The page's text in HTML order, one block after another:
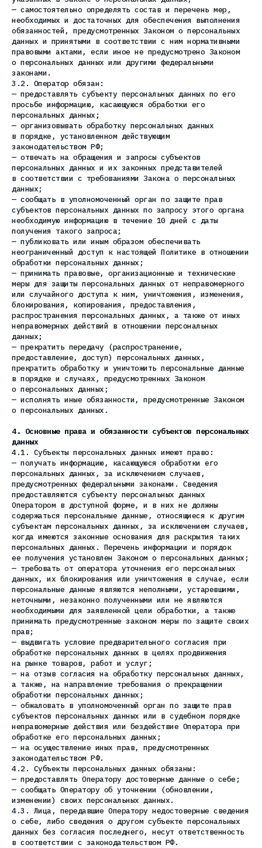
— самостоятельно определять состав и перечень мер,
необходимых и достаточных для обеспечения выполнения
обязанностей, предусмотренных Законом о персональных
данных и принятыми в соответствии с ним нормативными
правовыми актами, если иное не предусмотрено Законом
о персональных данных или другими федеральными
законами.
3.2. Оператор обязан:
— предоставлять субъекту персональных данных по его
просьбе информацию, касающуюся обработки его
персональных данных;
— организовывать обработку персональных данных
в порядке, установленном действующим
законодательством РФ;
— отвечать на обращения и запросы субъектов
персональных данных и их законных представителей
в соответствии с требованиями Закона о персональных
данных;
— сообщать в уполномоченный орган по защите прав
субъектов персональных данных по запросу этого органа
необходимую информацию в течение 10 дней с даты
получения такого запроса;
— публиковать или иным образом обеспечивать
неограниченный доступ к настоящей Политике в отношении
обработки персональных данных;
— принимать правовые, организационные и технические
меры для защиты персональных данных от неправомерного
или случайного доступа к ним, уничтожения, изменения,
блокирования, копирования, предоставления,
распространения персональных данных, а также от иных
неправомерных действий в отношении персональных
данных;
— прекратить передачу (распространение,
предоставление, доступ) персональных данных,
прекратить обработку и уничтожить персональные данные
в порядке и случаях, предусмотренных Законом
о персональных данных;
— исполнять иные обязанности, предусмотренные Законом
о персональных данных.
4. Основные права и обязанности субъектов персональных
данных
4.1. Субъекты персональных данных имеют право:
— получать информацию, касающуюся обработки его
персональных данных, за исключением случаев,
предусмотренных федеральными законами. Сведения
предоставляются субъекту персональных данных
Оператором в доступной форме, и в них не должны
содержаться персональные данные, относящиеся к другим
субъектам персональных данных, за исключением случаев,
когда имеются законные основания для раскрытия таких
персональных данных. Перечень информации и порядок
ее получения установлен Законом о персональных данных;
— требовать от оператора уточнения его персональных
данных, их блокирования или уничтожения в случае, если
персональные данные являются неполными, устаревшими,
неточными, незаконно полученными или не являются
необходимыми для заявленной цели обработки, а также
принимать предусмотренные законом меры по защите своих
прав;
— выдвигать условие предварительного согласия при
обработке персональных данных в целях продвижения
на рынке товаров, работ и услуг;
— на отзыв согласия на обработку персональных данных,
а также, на направление требования о прекращении
обработки персональных данных;
— обжаловать в уполномоченный орган по защите прав
субъектов персональных данных или в судебном порядке
неправомерные действия или бездействие Оператора при
обработке его персональных данных;
— на осуществление иных прав, предусмотренных
законодательством РФ.
4.2. Субъекты персональных данных обязаны:
— предоставлять Оператору достоверные данные о себе;
— сообщать Оператору об уточнении (обновлении,
изменении) своих персональных данных.
4.3. Лица, передавшие Оператору недостоверные сведения
о себе, либо сведения о другом субъекте персональных
данных без согласия последнего, несут ответственность
в соответствии с законодательством РФ.